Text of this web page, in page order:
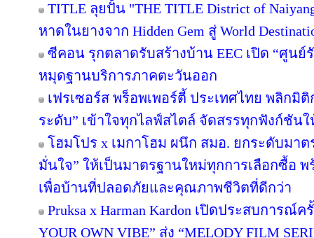
TITLE ลุยปั้น "THE TITLE District of
หาดในยางจาก Hidden Gem สู่ World
ซีคอน รุกตลาดรับสร้างบ้าน EEC เปิด “ศูน
หมุดฐานบริการภาคตะวันออก
เฟรเซอร์ส พร็อพเพอร์ตี้ ประเทศไทย พลิกมิ
ระดับ” เข้าใจทุกไลฟ์สไตล์ จัดสรรทุกฟังก์ชัน
โฮมโปร x เมกาโฮม ผนึก สมอ. ยกระดับมา
มั่นใจ” ให้เป็นมาตรฐานใหม่ทุกการเลือกซื้อ
เพื่อบ้านที่ปลอดภัยและคุณภาพชีวิตที่ดีกว่า
Pruksa x Harman Kardon เปิดประสบการณ์
YOUR OWN VIBE” ส่ง “MELODY FILM